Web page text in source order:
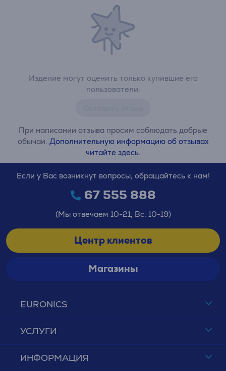
Изделие могут оценить только купившие его
пользователи.
При написании отзыва просим соблюдать добрые
обычаи. Дополнительную информацию об отзывах
читайте здесь.
EURONICS
УСЛУГИ
ИНФОРМАЦИЯ
Если у Вас возникнут вопросы, обращайтесь к нам!
67 555 888
(Мы отвечаем 10-21, Вс. 10-19)
Центр клиентов
Магазины